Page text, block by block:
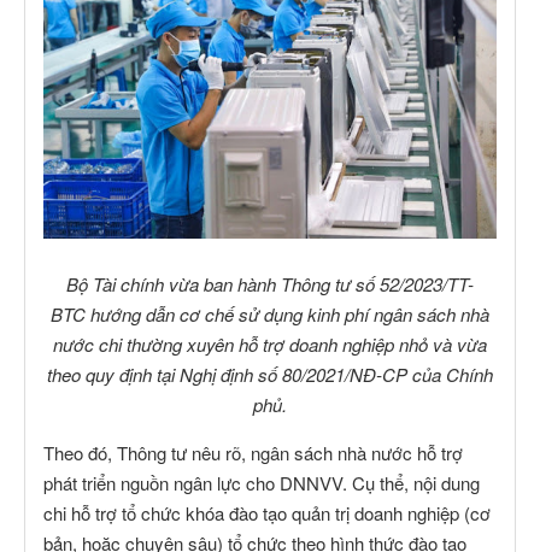
Bộ Tài chính vừa ban hành Thông tư số 52/2023/TT-
BTC hướng dẫn cơ chế sử dụng kinh phí ngân sách nhà
nước chi thường xuyên hỗ trợ doanh nghiệp nhỏ và vừa
theo quy định tại Nghị định số 80/2021/NĐ-CP của Chính
phủ.
Theo đó, Thông tư nêu rõ, ngân sách nhà nước hỗ trợ
phát triển nguồn ngân lực cho DNNVV. Cụ thể, nội dung
chi hỗ trợ tổ chức khóa đào tạo quản trị doanh nghiệp (cơ
bản, hoặc chuyên sâu) tổ chức theo hình thức đào tạo